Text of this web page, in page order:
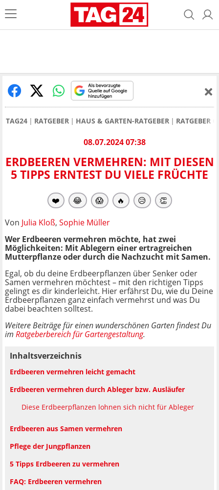
TAG24 RATGEBER HAUS & GARTEN-RATGEBER RATGEBER
08.07.2024 07:38
ERDBEEREN VERMEHREN: MIT DIESEN
5 TIPPS ERNTEST DU VIELE FRÜCHTE
❤️ 😂 😱 🔥 😥 👏
Von Julia Kloß, Sophie Müller
Wer Erdbeeren vermehren möchte, hat zwei
Möglichkeiten: Mit Ablegern einer ertragreichen
Mutterpflanze oder durch die Nachzucht mit Samen.
Egal, ob du deine Erdbeerpflanzen über Senker oder
Samen vermehren möchtest – mit den richtigen Tipps
gelingt es dir kinderleicht. Hier erfährst Du, wie du Deine
Erdbeerpflanzen ganz einfach vermehrst und was Du
dabei beachten solltest.
Weitere Beiträge für einen wunderschönen Garten findest Du
im Ratgeberbereich für Gartengestaltung.
Inhaltsverzeichnis
Erdbeeren vermehren leicht gemacht
Erdbeeren vermehren durch Ableger bzw. Ausläufer
Diese Erdbeerpflanzen lohnen sich nicht für Ableger
Erdbeeren aus Samen vermehren
Pflege der Jungpflanzen
5 Tipps Erdbeeren zu vermehren
FAQ: Erdbeeren vermehren